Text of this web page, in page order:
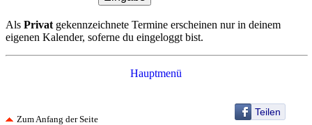
Als Privatgekennzeichnete Termine erscheinen nur in deinem
eigenen Kalender, soferne du eingeloggt bist.
Hauptmenü
Teilen
Zum Anfang der Seite